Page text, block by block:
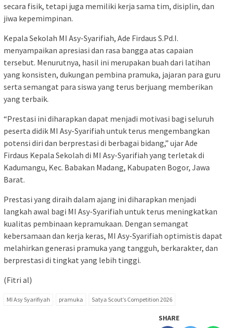
secara fisik, tetapi juga memiliki kerja sama tim, disiplin, dan
jiwa kepemimpinan.
Kepala Sekolah MI Asy-Syarifiah, Ade Firdaus S.Pd.I.
menyampaikan apresiasi dan rasa bangga atas capaian
tersebut. Menurutnya, hasil ini merupakan buah dari latihan
yang konsisten, dukungan pembina pramuka, jajaran para guru
serta semangat para siswa yang terus berjuang memberikan
yang terbaik.
“Prestasi ini diharapkan dapat menjadi motivasi bagi seluruh
peserta didik MI Asy-Syarifiah untuk terus mengembangkan
potensi diri dan berprestasi di berbagai bidang,” ujar Ade
Firdaus Kepala Sekolah di MI Asy-Syarifiah yang terletak di
Kadumangu, Kec. Babakan Madang, Kabupaten Bogor, Jawa
Barat.
Prestasi yang diraih dalam ajang ini diharapkan menjadi
langkah awal bagi MI Asy-Syarifiah untuk terus meningkatkan
kualitas pembinaan kepramukaan. Dengan semangat
kebersamaan dan kerja keras, MI Asy-Syarifiah optimistis dapat
melahirkan generasi pramuka yang tangguh, berkarakter, dan
berprestasi di tingkat yang lebih tinggi.
(Fitri al)
MI Asy Syarifiyah pramuka Satya Scout’s Competition 2026
SHARE